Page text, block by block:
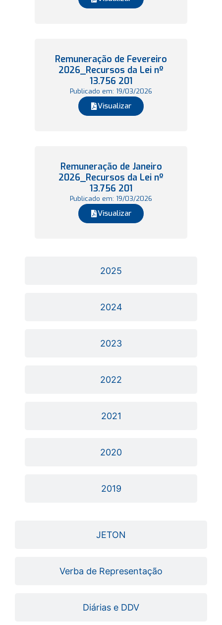
JETON
Verba de Representação
Diárias e DDV
2025
2024
2023
2022
2021
2020
2019
Remuneração de Fevereiro
2026_Recursos da Lei nº
13.756 201
Publicado em: 19/03/2026
Visualizar
Remuneração de Janeiro
2026_Recursos da Lei nº
13.756 201
Publicado em: 19/03/2026
Visualizar